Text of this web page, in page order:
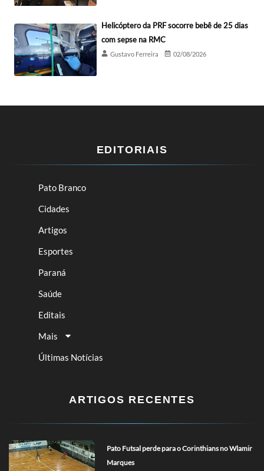
Helicóptero da PRF socorre bebê de 25 dias
com sepse na RMC
Gustavo Ferreira 02/08/2026
EDITORIAIS
Pato Branco
Cidades
Artigos
Esportes
Paraná
Saúde
Editais
Mais
Últimas Notícias
ARTIGOS RECENTES
Pato Futsal perde para o Corinthians no Wlamir
Marques